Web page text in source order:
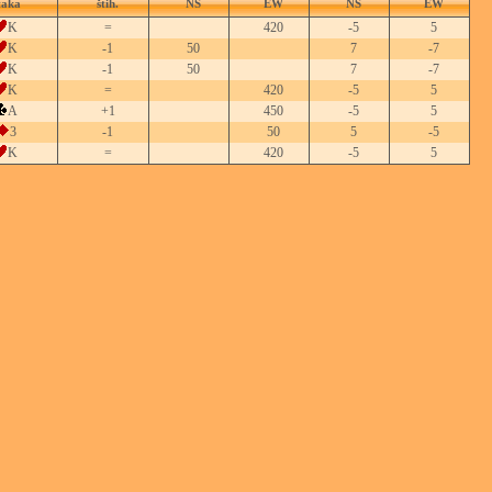
štih. NS EW NS EW
K = 420 -5
5
K -1 50 7
-7
K -1 50 7
-7
K = 420 -5
5
A +1 450 -5
5
3 -1 50 5
-5
K = 420 -5 5